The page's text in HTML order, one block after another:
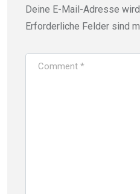
Deine E-Mail-Adresse
Erforderliche Felder sind